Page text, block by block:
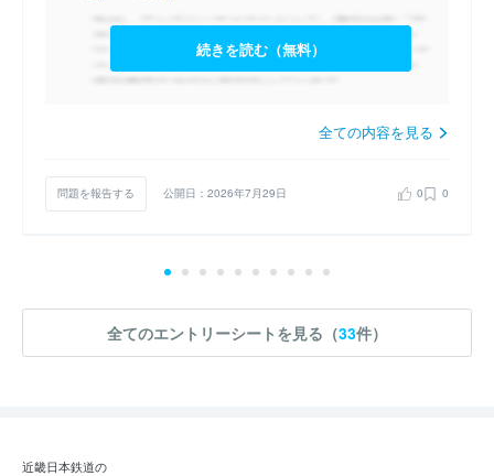
続きを読む（無料）
全ての内容を見る
問題を報告する 公開日：2026年7月29日 0 0
全てのエントリーシートを見る（33件）
近畿日本鉄道の